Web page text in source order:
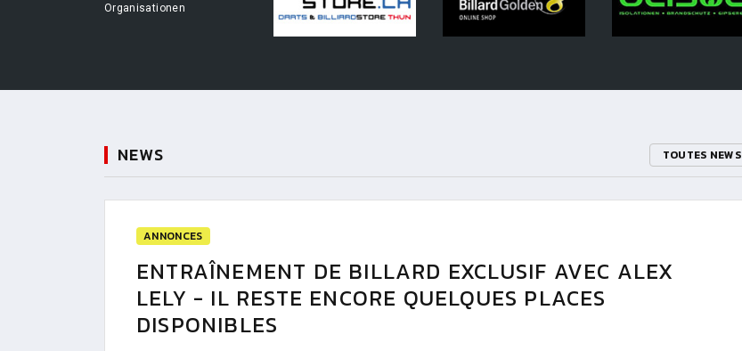
Organisationen
NEWS TOUTES NEWS
ANNONCES
ENTRAÎNEMENT DE BILLARD EXCLUSIF AVEC ALEX
LELY - IL RESTE ENCORE QUELQUES PLACES
DISPONIBLES